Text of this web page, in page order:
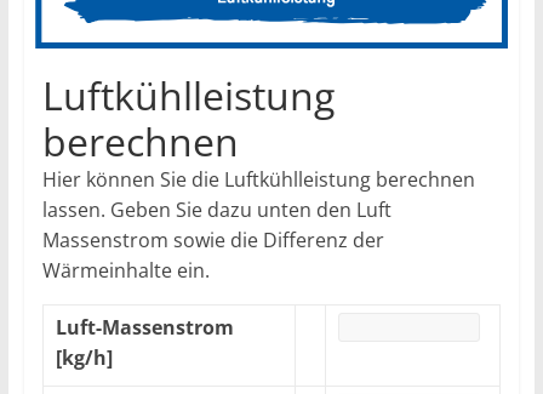
Luftkühlleistung
berechnen
Hier können Sie die Luftkühlleistung berechnen
lassen. Geben Sie dazu unten den Luft
Massenstrom sowie die Differenz der
Wärmeinhalte ein.
Luft-Massenstrom
[kg/h]